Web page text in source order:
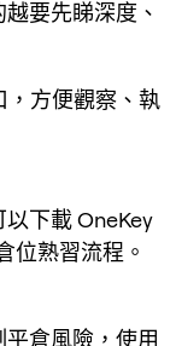
要先睇深度、
，方便觀察、執
下載 OneKey
位熟習流程。
倉風險，使用